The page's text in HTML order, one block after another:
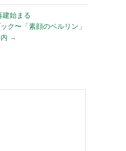
建始まる
ク〜「素顔のベルリン」
→